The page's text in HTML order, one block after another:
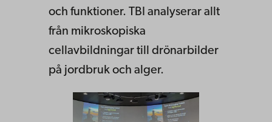
och funktioner. TBI analyserar allt
från mikroskopiska
cellavbildningar till drönarbilder
på jordbruk och alger.